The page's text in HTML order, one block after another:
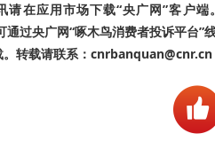
请在应用市场下载“央广网”客户
通过央广网“啄木鸟消费者投诉平台”
转载请联系：cnrbanquan@cnr.cn